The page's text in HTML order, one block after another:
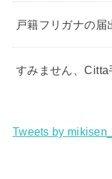
戸籍フリガナの届
すみません、Citta
Tweets by